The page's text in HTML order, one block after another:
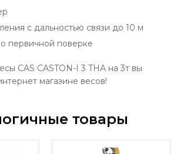
с дальностью связи до 10 м
первичной поверке
CAS CASTON-I 3 THA на 3т вы
магазине весов!
товары